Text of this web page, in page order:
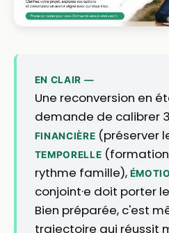
EN CLAIR —
Une reconversion en
demande de calibrer
FINANCIÈRE (préserver
TEMPORELLE
rythme famille),
conjoint·e doit porter
Bien préparée, c'est
trajectoire qui réussit